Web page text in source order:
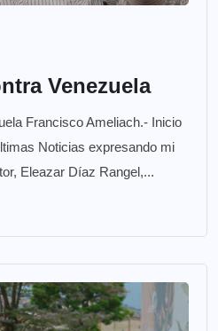
Venezuela
Francisco Ameliach.- Inicio
Noticias expresando mi
Eleazar Díaz Rangel,...